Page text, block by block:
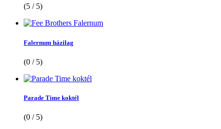
(5 / 5)
Falernum házilag
(0 / 5)
Parade Time koktél
(0 / 5)